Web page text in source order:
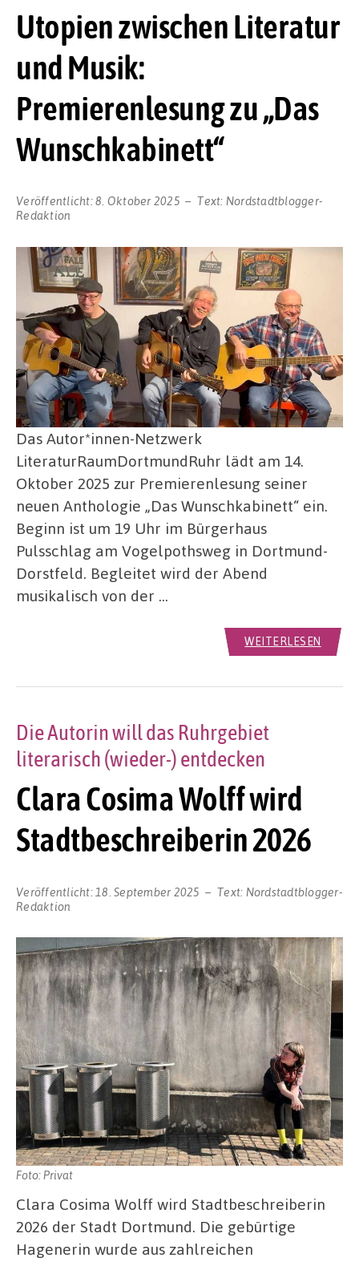
Utopien zwischen Literatur
und Musik:
Premierenlesung zu „Das
Wunschkabinett“
Veröffentlicht:8. Oktober 2025 Text: Nordstadtblogger-
Redaktion
Das Autor*innen-Netzwerk
LiteraturRaumDortmundRuhr lädt am 14.
Oktober 2025 zur Premierenlesung seiner
neuen Anthologie „Das Wunschkabinett“ ein.
Beginn ist um 19 Uhr im Bürgerhaus
Pulsschlag am Vogelpothsweg in Dortmund-
Dorstfeld. Begleitet wird der Abend
musikalisch von der …
WEITERLESEN
Clara Cosima Wolff wird
Stadtbeschreiberin 2026
Die Autorin will das Ruhrgebiet
literarisch (wieder-) entdecken
Veröffentlicht: 18. September 2025 Text: Nordstadtblogger-
Redaktion
Foto: Privat
Clara Cosima Wolff wird Stadtbeschreiberin
2026 der Stadt Dortmund. Die gebürtige
Hagenerin wurde aus zahlreichen